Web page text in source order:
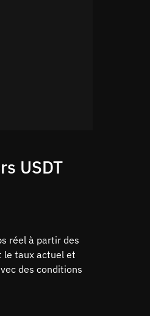
USDT
réel à partir des
le taux actuel et
des conditions